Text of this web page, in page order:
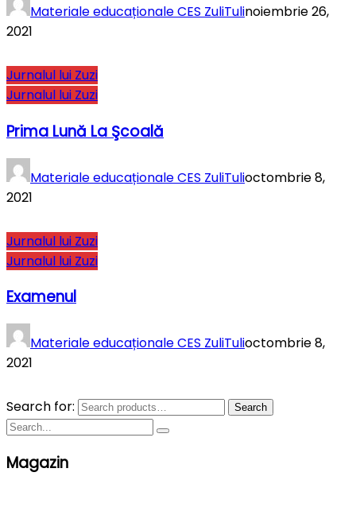
Materiale educaționale CES ZuliTulinoiembrie 26,
2021
Jurnalul lui Zuzi
Jurnalul lui Zuzi
Prima Lună La Şcoală
Materiale educaționale CES ZuliTulioctombrie 8,
2021
Jurnalul lui Zuzi
Jurnalul lui Zuzi
Examenul
Materiale educaționale CES ZuliTulioctombrie 8,
2021
Search for: Search
Magazin